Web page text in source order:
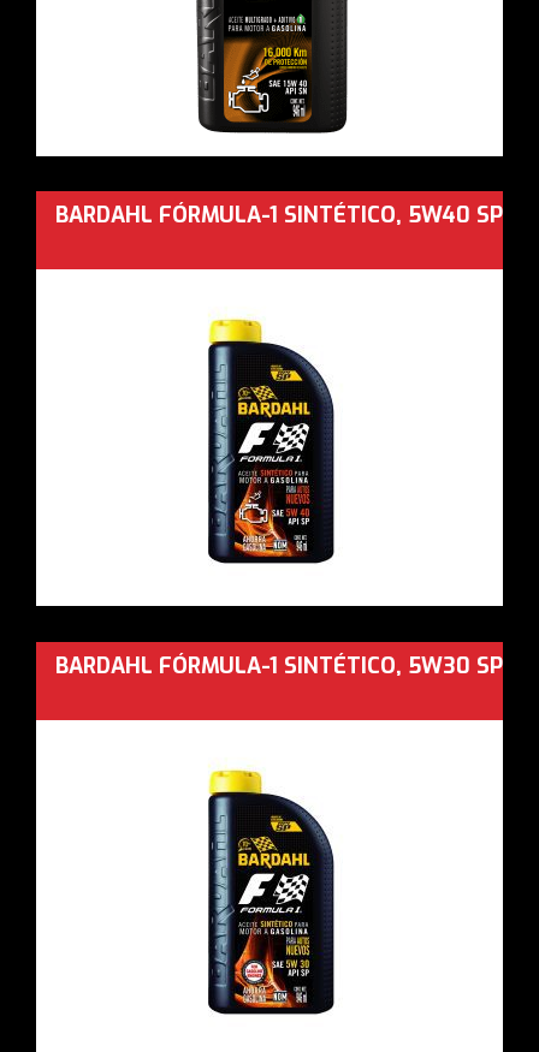
BARDAHL FÓRMULA-1 SINTÉTICO, 5W40 SP
BARDAHL FÓRMULA-1 SINTÉTICO, 5W30 SP